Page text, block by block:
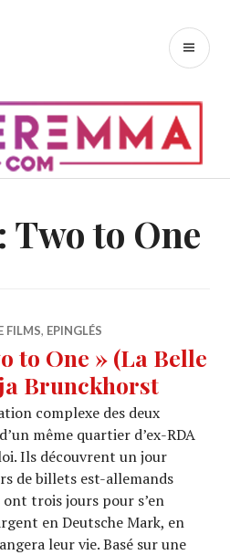
Two to One
FILMS, EPINGLÉS
to One » (La Belle
Brunckhorst
complexe des deux
même quartier d’ex-RDA
Ils découvrent un jour
de billets est-allemands
trois jours pour s’en
en Deutsche Mark, en
leur vie. Basé sur une